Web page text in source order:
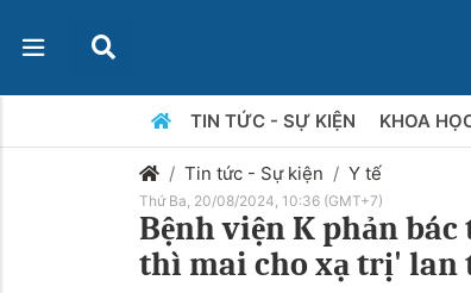
TIN TỨC - SỰ KIỆN KHOA
Tin tức - Sự kiện Y tế
Thứ Ba, 20/08/2024, 10:36 (GMT+7)
Bệnh viện K phản
thì mai cho xạ trị' lan